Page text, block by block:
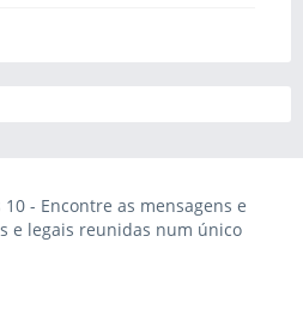
- Encontre as mensagens e
e legais reunidas num único